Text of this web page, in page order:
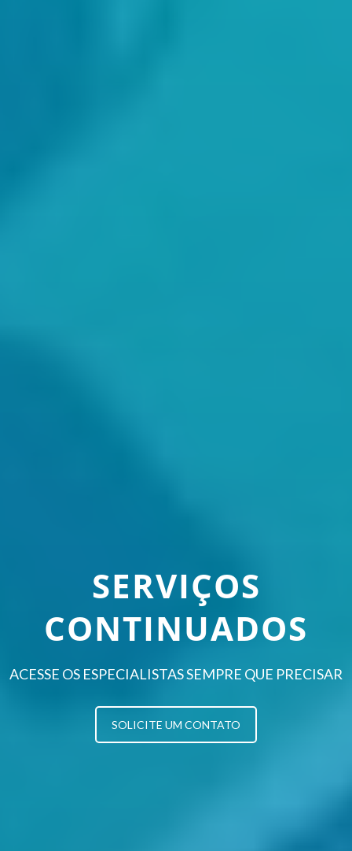
SERVIÇOS
CONTINUADOS
ACESSE OS ESPECIALISTAS SEMPRE QUE PRECISAR
SOLICITE UM CONTATO